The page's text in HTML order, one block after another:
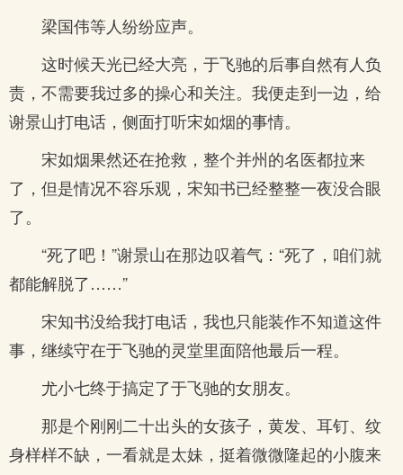
梁国伟等人纷纷应声。
这时候天光已经大亮，于飞驰的后事自然有人负
责，不需要我过多的操心和关注。我便走到一边，给
谢景山打电话，侧面打听宋如烟的事情。
宋如烟果然还在抢救，整个并州的名医都拉来
了，但是情况不容乐观，宋知书已经整整一夜没合眼
了。
“死了吧！”谢景山在那边叹着气：“死了，咱们就
都能解脱了……”
宋知书没给我打电话，我也只能装作不知道这件
事，继续守在于飞驰的灵堂里面陪他最后一程。
尤小七终于搞定了于飞驰的女朋友。
那是个刚刚二十出头的女孩子，黄发、耳钉、纹
身样样不缺，一看就是太妹，挺着微微隆起的小腹来